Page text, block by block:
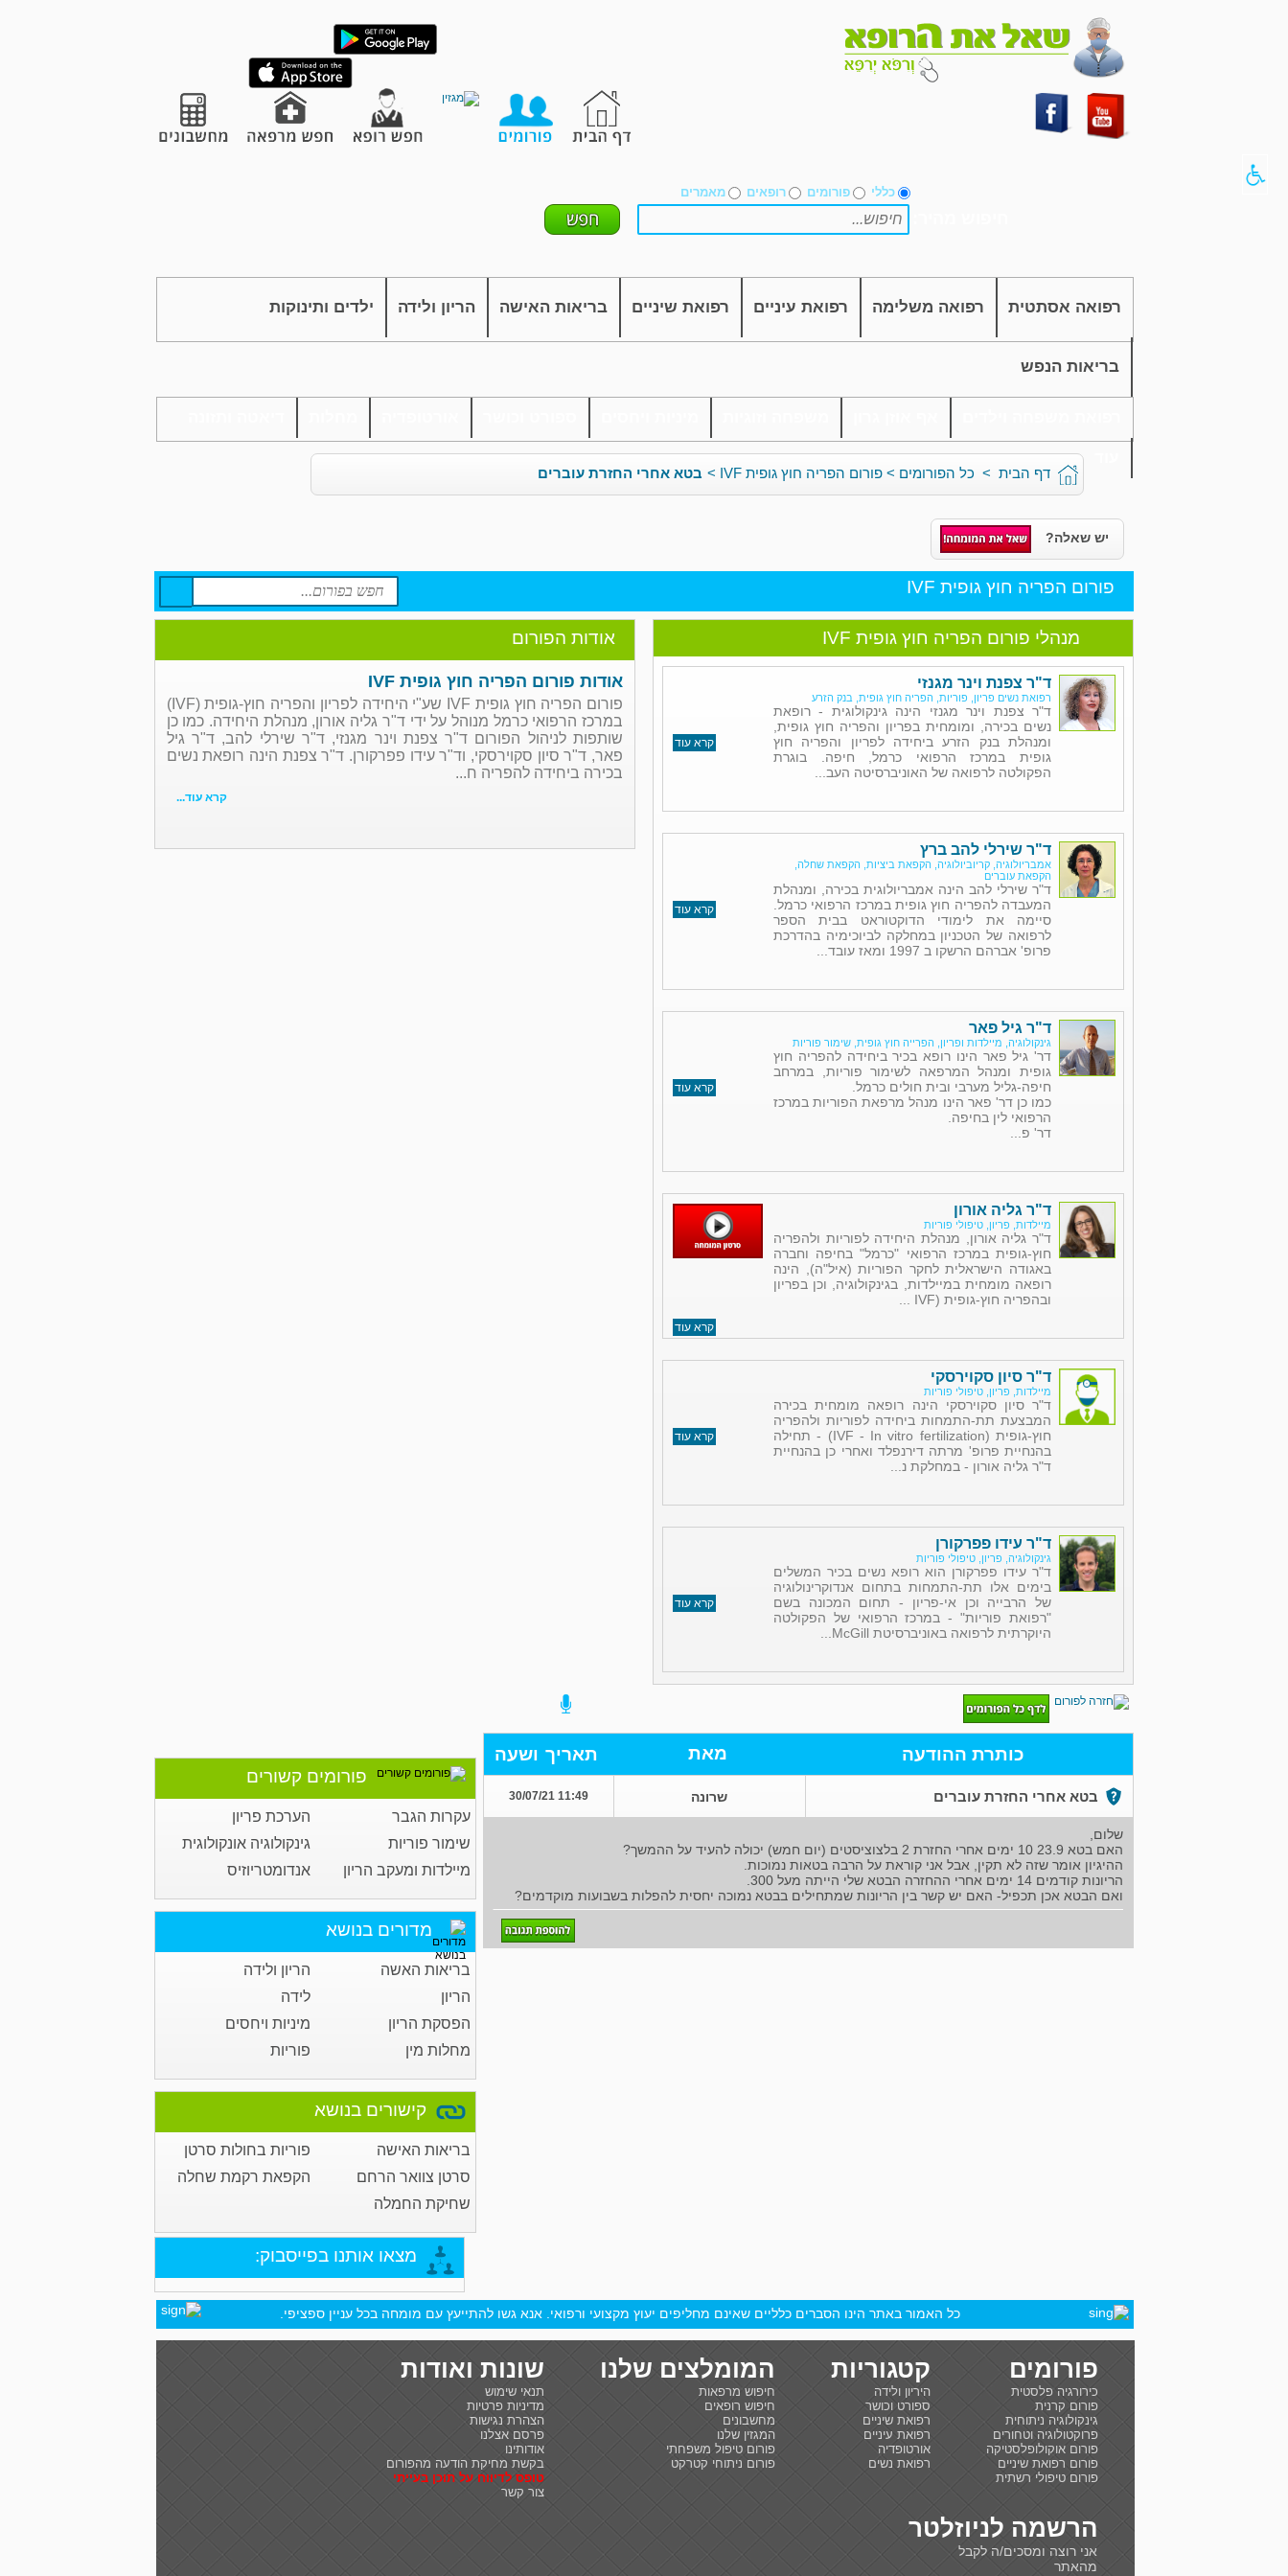
כללי פורומים רופאים מאמרים
רפואה אסתטית רפואה משלימה רפואת עיניים רפואת שיניים בריאות האישה הריון ולידה ילדים ותינוקות
בריאות הנפש
דף הבית > כל הפורומים > פורום הפריה חוץ גופית IVF > בטא אחרי החזרת עוברים
יש שאלה?
פורום הפריה חוץ גופית IVF
אודות הפורום
אודות פורום הפריה חוץ גופית IVF
פורום הפריה חוץ גופית IVF שע"י היחידה לפריון והפריה חוץ-גופית (IVF)
במרכז הרפואי כרמל מנוהל על ידי ד"ר גליה אורון, מנהלת היחידה. כמו כן
שותפות לניהול הפורום ד"ר צפנת וינר מגנזי, ד"ר שירלי להב, ד"ר גיל
פאר, ד"ר סיון סקוירסקי, וד"ר עידו פפרקורן. ד"ר צפנת הינה רופאת נשים
בכירה ביחידה להפריה ח...
קרא עוד...
מנהלי פורום הפריה חוץ גופית IVF
קרא עוד
ד"ר צפנת וינר מגנזי
רפואת נשים פריון, פוריות, הפריה חוץ גופית, בנק הזרע
ד"ר צפנת וינר מגנזי הינה גינקולוגית - רופאת
נשים בכירה, ומומחית בפריון והפריה חוץ גופית,
ומנהלת בנק הזרע ביחידה לפריון והפריה חוץ
גופית במרכז הרפואי כרמל, חיפה. בוגרת
הפקולטה לרפואה של האוניברסיטה העב...
קרא עוד
ד"ר שירלי להב ברץ
אמבריולוגיה, קריוביולוגיה, הקפאת ביציות, הקפאת שחלה,
הקפאת עוברים
ד"ר שירלי להב הינה אמבריולוגית בכירה, ומנהלת
המעבדה להפריה חוץ גופית במרכז הרפואי כרמל.
סיימה את לימודי הדוקטוראט בבית הספר
לרפואה של הטכניון במחלקה לביוכימיה בהדרכת
פרופ' אברהם הרשקו ב 1997 ומאז עובד...
קרא עוד
ד"ר גיל פאר
גינקולוגיה, מיילדות ופריון, הפרייה חוץ גופית, שימור פוריות
דר' גיל פאר הינו רופא בכיר ביחידה להפריה חוץ
גופית ומנהל המרפאה לשימור פוריות, במרחב
חיפה-גליל מערבי ובית חולים כרמל.
כמו כן דר' פאר הינו מנהל מרפאת הפוריות במרכז
הרפואי לין בחיפה.
דר' פ...
קרא עוד
ד"ר גליה אורון
מיילדות, פריון, טיפולי פוריות
ד"ר גליה אורון, מנהלת היחידה לפוריות ולהפריה
חוץ-גופית במרכז הרפואי "כרמל" בחיפה וחברה
באגודה הישראלית לחקר הפוריות (איל"ה), הינה
רופאה מומחית במיילדות, בגינקולוגיה, וכן בפריון
ובהפריה חוץ-גופית (IVF ...
קרא עוד
ד"ר סיון סקוירסקי
מיילדות, פריון, טיפולי פוריות
ד"ר סיון סקוירסקי הינה רופאה מומחית בכירה
המבצעת תת-התמחות ביחידה לפוריות ולהפריה
חוץ-גופית (IVF - In vitro fertilization) - תחילה
בהנחיית פרופ' מרתה דירנפלד ואחרי כן בהנחיית
ד"ר גליה אורון - במחלקת נ...
קרא עוד
ד"ר עידו פפרקורן
גינקולוגיה, פריון, טיפולי פוריות
ד"ר עידו פפרקורן הוא רופא נשים בכיר המשלים
בימים אלו תת-התמחות בתחום אנדוקרינולוגיה
של הרבייה וכן אי-פריון - תחום המכונה בשם
"רפואת פוריות" - במרכז הרפואי של הפקולטה
היוקרתית לרפואה באוניברסיטת McGill...
כותרת ההודעה מאת תאריך ושעה
בטא אחרי החזרת עוברים שרונה 11:49 30/07/21
שלום,
האם בטא 23.9 10 ימים אחרי החזרת 2 בלצוציסטים (יום חמש) יכולה להעיד על ההמשך?
ההיגיון אומר שזה לא תקין, אבל אני קוראת על הרבה בטאות נמוכות.
הריונות קודמים 14 ימים אחרי ההחזרה הבטא שלי הייתה מעל 300.
ואם הבטא אכן תכפיל- האם יש קשר בין הריונות שמתחילים בבטא נמוכה יחסית להפלות בשבועות מוקדמים?
פורומים קשורים
עקרות הגבר
הערכת פריון
שימור פוריות
גינקולוגיה אונקולוגית
מיילדות ומעקב הריון
אנדומטריוזיס
מדורים בנושא
בריאות האשה
הריון ולידה
הריון
לידה
הפסקת הריון
מיניות ויחסים
מחלות מין
פוריות
קישורים בנושא
בריאות האישה
פוריות בחולות סרטן
סרטן צוואר הרחם
הקפאת רקמת שחלה
שחיקת החמלה
מצאו אותנו בפייסבוק:
כל האמור באתר הינו הסברים כלליים שאינם מחליפים יעוץ מקצועי ורפואי. אנא גשו להתייעץ עם מומחה בכל עניין ספציפי.
פורומים
כירורגיה פלסטית
פורום קרנית
גינקולוגיה ניתוחית
פרוקטולוגיה וטחורים
פורום אוקולופלסטיקה
פורום רפואת שיניים
פורום טיפולי רשתית
קטגוריות
היריון ולידה
ספורט וכושר
רפואת שיניים
רפואת עיניים
אורטופדיה
רפואת נשים
המומלצים שלנו
חיפוש מרפאות
חיפוש רופאים
מחשבונים
המגזין שלנו
פורום טיפול משפחתי
פורום ניתוחי קטרקט
שונות ואודות
תנאי שימוש
מדיניות פרטיות
הצהרת נגישות
פרסם אצלנו
אודותינו
בקשת מחיקת הודעה מהפורום
טופס לדיווח על תוכן בעייתי
צור קשר
הרשמה לניוזלטר
אני רוצה ומסכים/ה לקבל
מהאתר